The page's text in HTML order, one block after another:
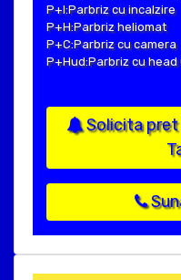
P+I:Parbriz cu incalzire
P+H:Parbriz heliomat
P+C:Parbriz cu camera
P+Hud:Parbriz cu head
Solicita pret